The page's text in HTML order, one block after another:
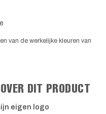
van de werkelijke kleuren van
DIT PRODUCT
eigen logo